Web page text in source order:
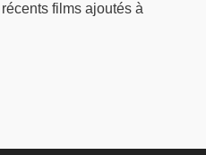
films ajoutés à